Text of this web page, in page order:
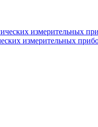
измерительных